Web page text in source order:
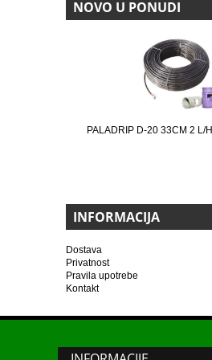
NOVO U PONUDI
PALADRIP D-20 33CM 2 L/H
INFORMACIJA
Dostava
Privatnost
Pravila upotrebe
Kontakt